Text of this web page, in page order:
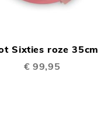
Sixties roze 35cm
€ 99,95